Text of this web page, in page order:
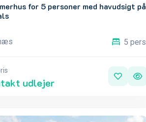
for 5 personer med havudsigt på
5 pers.
udlejer